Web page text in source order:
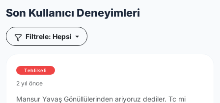
Son Kullanıcı Deneyimleri
Filtrele: Hepsi
Tehlikeli
2 yıl önce
Mansur Yavaş Gönüllülerinden ariyoruz dediler. Tc mi